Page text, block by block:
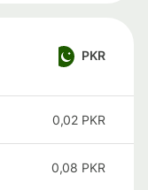
PKR
0,02 PKR
0,08 PKR